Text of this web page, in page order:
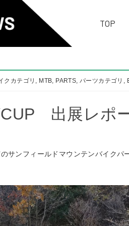
TOP
クカテゴリ , MTB, PARTS,パーツカテゴリ ,
出展レポ
サンフィールドマウンテンバイクパ